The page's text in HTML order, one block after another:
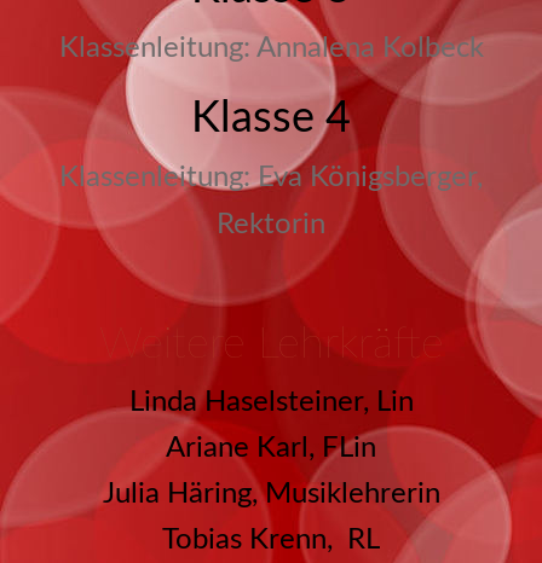
Klassenleitung: Annalena Kolbeck
Klasse 4
Klassenleitung: Eva Königsberger,
Rektorin
Weitere Lehrkräfte
Linda Haselsteiner, Lin
Ariane Karl, FLin
Julia Häring, Musiklehrerin
Tobias Krenn, RL